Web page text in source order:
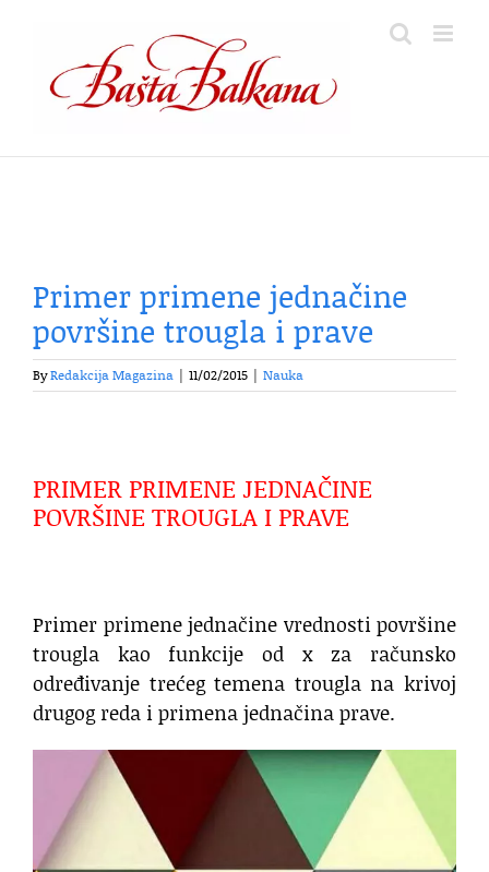
content
Primer primene jednačine
površine trougla i prave
ByRedakcija Magazina 11/02/2015 Nauka
PRIMER PRIMENE JEDNAČINE
POVRŠINE TROUGLA I PRAVE
Primer primene jednačine vrednosti površine
trougla kao funkcije od x za računsko
određivanje trećeg temena trougla na krivoj
drugog reda i primena jednačina prave.